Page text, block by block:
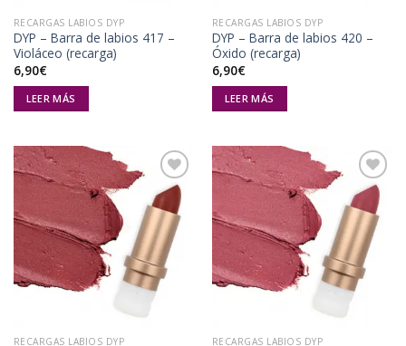
RECARGAS LABIOS DYP
DYP – Barra de labios 417 –
Violáceo (recarga)
6,90€
LEER MÁS
RECARGAS LABIOS DYP
DYP – Barra de labios 420 –
Óxido (recarga)
6,90€
LEER MÁS
Añadir
a la
lista de
deseos
RECARGAS LABIOS DYP
Añadir
a la
lista de
deseos
RECARGAS LABIOS DYP